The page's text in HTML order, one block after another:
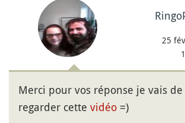
25
Merci pour vos réponse je vais de
regarder cette vidéo =)